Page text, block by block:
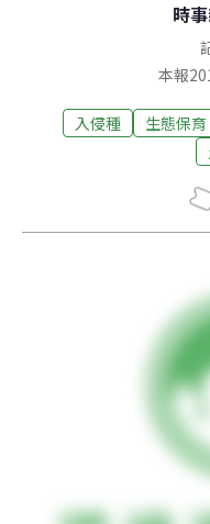
時
本報
入侵種 生態保育